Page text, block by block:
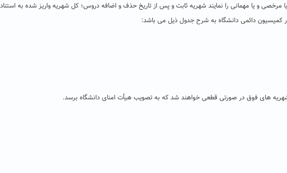
های فوق در صورتی قطعی خواهند شد که به تصویب هیأت امنای دانشگاه برسد.